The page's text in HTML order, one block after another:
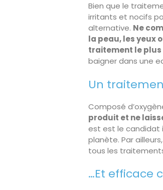
Bien que le
irritants et nocifs
alternative. Ne
la peau, les yeux
traitement le plus
baigner dans une
Un
Composé
produit et ne
est est le candidat
planète. Par
tous les
…Et efficace